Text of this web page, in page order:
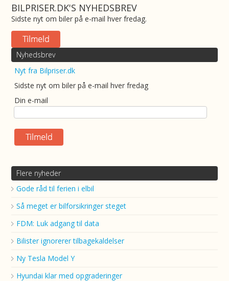
BILPRISER.DK'S NYHEDSBREV
Sidste nyt om biler på e-mail hver fredag.
Nyhedsbrev
Nyt fra Bilpriser.dk
Sidste nyt om biler på e-mail hver fredag
Din e-mail
Flere nyheder
Gode råd til ferien i elbil
Så meget er bilforsikringer steget
FDM: Luk adgang til data
Bilister ignorerer tilbagekaldelser
Ny Tesla Model Y
Hyundai klar med opgraderinger